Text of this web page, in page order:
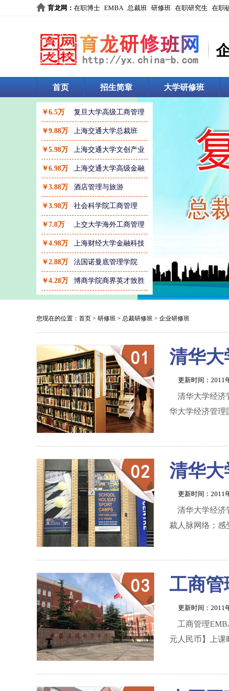
育龙网 ： 在职博士 EMBA 总裁班 研修班 在职研究生 在职
首页 招生简章 大学研修班
￥6.5万 复旦大学高级工商管理
￥9.88万 上海交通大学总裁班
￥5.98万 上海交通大学文创产业
￥6.98万 上海交通大学高级金融
￥3.88万 酒店管理与旅游
￥3.98万 社会科学院工商管理
￥7.8万 上交大学海外工商管理
￥4.98万 上海财经大学金融科技
￥2.88万 法国诺曼底管理学院
￥4.28万 博商学院商界英才致胜
您现在的位置： 首页 > 研修班 > 总裁研修班 > 企业研修班
清华大
更新时间：
清华大学经济
华大学经济管
清华大
更新时间：
清华大学经济
裁人脉网络；
工商
更新时间：
工商管理
元人民币】上